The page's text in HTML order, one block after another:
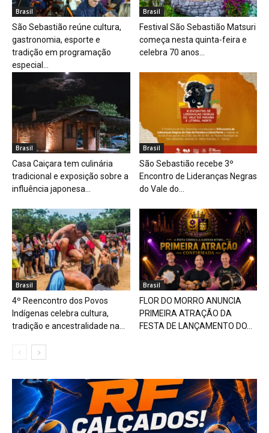
Brasil
São Sebastião reúne cultura,
gastronomia, esporte e
tradição em programação
especial...
Brasil
Festival São Sebastião Matsuri
começa nesta quinta-feira e
celebra 70 anos...
Brasil
Casa Caiçara tem culinária
tradicional e exposição sobre a
influência japonesa...
Brasil
São Sebastião recebe 3º
Encontro de Lideranças Negras
do Vale do...
Brasil
4º Reencontro dos Povos
Indígenas celebra cultura,
tradição e ancestralidade na...
Brasil
FLOR DO MORRO ANUNCIA
PRIMEIRA ATRAÇÃO DA
FESTA DE LANÇAMENTO DO...